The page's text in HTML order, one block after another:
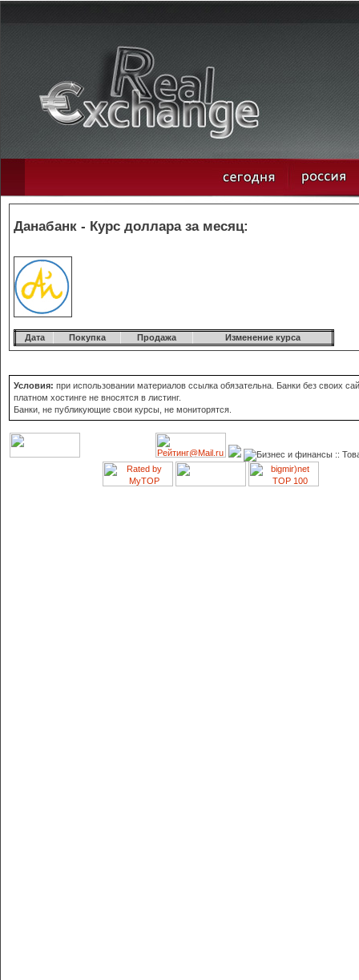
Данабанк - Курс доллара за месяц:
Дата Покупка Продажа Изменение курса
Условия: при использовании материалов ссылка обязательна. Банки без своих
платном хостинге не вносятся в листинг.
Банки, не публикующие свои курсы, не мониторятся.